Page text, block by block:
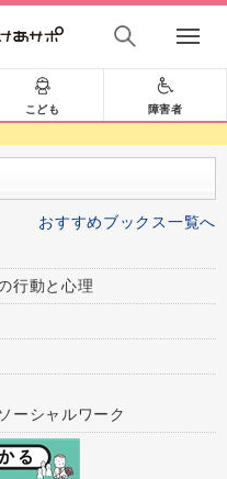
こども 障害者
おすすめブックス一覧へ
行動と心理
ーシャルワーク